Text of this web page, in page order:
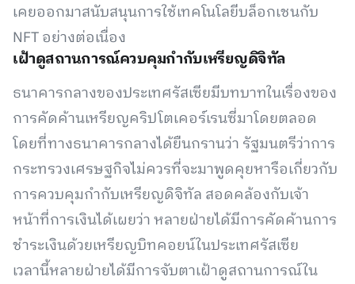
เคยออกมาสนับสนุนการใช้เทคโนโลยีบล็อกเชนกับ
NFT อย่างต่อเนื่อง
เฝ้าดูสถานการณ์ควบคุมกำกับเหรียญดิจิทัล
ธนาคารกลางของประเทศรัสเซียมีบทบาทในเรื่องของ
การคัดค้านเหรียญคริปโตเคอร์เรนซี่มาโดยตลอด
โดยที่ทางธนาคารกลางได้ยืนกรานว่า รัฐมนตรีว่าการ
กระทรวงเศรษฐกิจไม่ควรที่จะมาพูดคุยหารือเกี่ยวกับ
การควบคุมกำกับเหรียญดิจิทัล สอดคล้องกับเจ้า
หน้าที่การเงินได้เผยว่า หลายฝ่ายได้มีการคัดค้านการ
ชำระเงินด้วยเหรียญบิทคอยน์ในประเทศรัสเซีย
เวลานี้หลายฝ่ายได้มีการจับตาเฝ้าดูสถานการณ์ใน